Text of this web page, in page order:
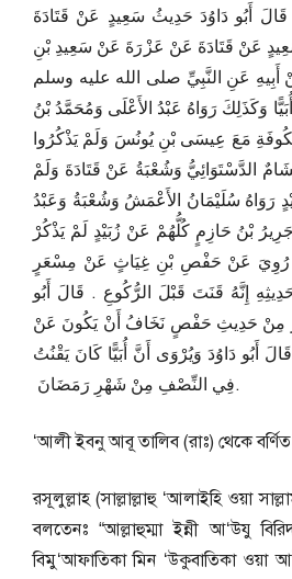
أَبُو دَاوُدَ حَدِيثُ سَعِيدٍ عَنْ قَتَادَةَ
عَنْ قَتَادَةَ عَنْ عَزْرَةَ عَنْ سَعِيدِ بْنِ
عَنِ النَّبِيِّ صلى الله عليه وسلم
وَكَذَلِكَ رَوَاهُ عَبْدُ الأَعْلَى وَمُحَمَّدُ بْنُ
مَعَ عِيسَى بْنِ يُونُسَ وَلَمْ يَذْكُرُوا
الدَّسْتَوَائِيُّ وَشُعْبَةُ عَنْ قَتَادَةَ وَلَمْ
رَوَاهُ سُلَيْمَانُ الأَعْمَشُ وَشُعْبَةُ وَعَبْدُ
بْنُ حَازِمٍ كُلُّهُمْ عَنْ زُبَيْدٍ لَمْ يَذْكُرْ
مَا رُوِيَ عَنْ حَفْصِ بْنِ غِيَاثٍ عَنْ مِسْعَرٍ
إِنَّهُ قَنَتَ قَبْلَ الرُّكُوعِ ‏.‏ قَالَ أَبُو
مِنْ حَدِيثِ حَفْصٍ نَخَافُ أَنْ يَكُونَ عَنْ
دَاوُدَ وَيُرْوَى أَنَّ أُبَيًّا كَانَ يَقْنُتُ
فِي النِّصْفِ مِنْ شَهْرِ رَمَضَانَ ‏.
‘আলী ইবনু আবূ তালিব (রাঃ) থেকে
রসূলুল্লাহ (সাল্লাল্লাহু ‘আলাইহি ওয়া
বলতেনঃ “আল্লাহুম্মা ইন্নী আ‘উযু
বিমু‘আফাতিকা মিন ‘উকুবাতিকা ওয়া